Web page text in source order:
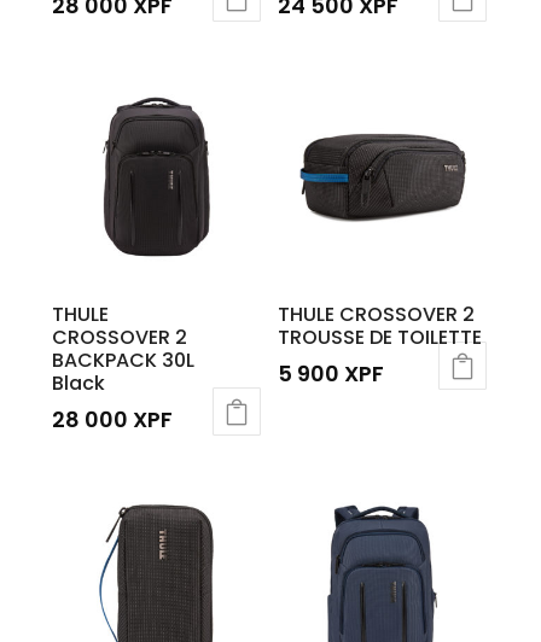
THULE
CROSSOVER 2
BACKPACK 30L
Black
28 000 XPF
THULE CROSSOVER 2
TROUSSE DE TOILETTE
5 900 XPF